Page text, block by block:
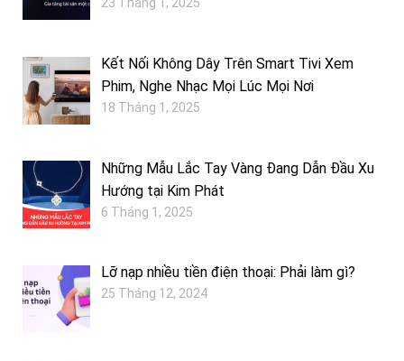
Kết Nối Không Dây Trên Smart Tivi Xem
Phim, Nghe Nhạc Mọi Lúc Mọi Nơi
18 Tháng 1, 2025
Những Mẫu Lắc Tay Vàng Đang Dẫn Đầu Xu
Hướng tại Kim Phát
6 Tháng 1, 2025
Lỡ nạp nhiều tiền điện thoại: Phải làm gì?
25 Tháng 12, 2024